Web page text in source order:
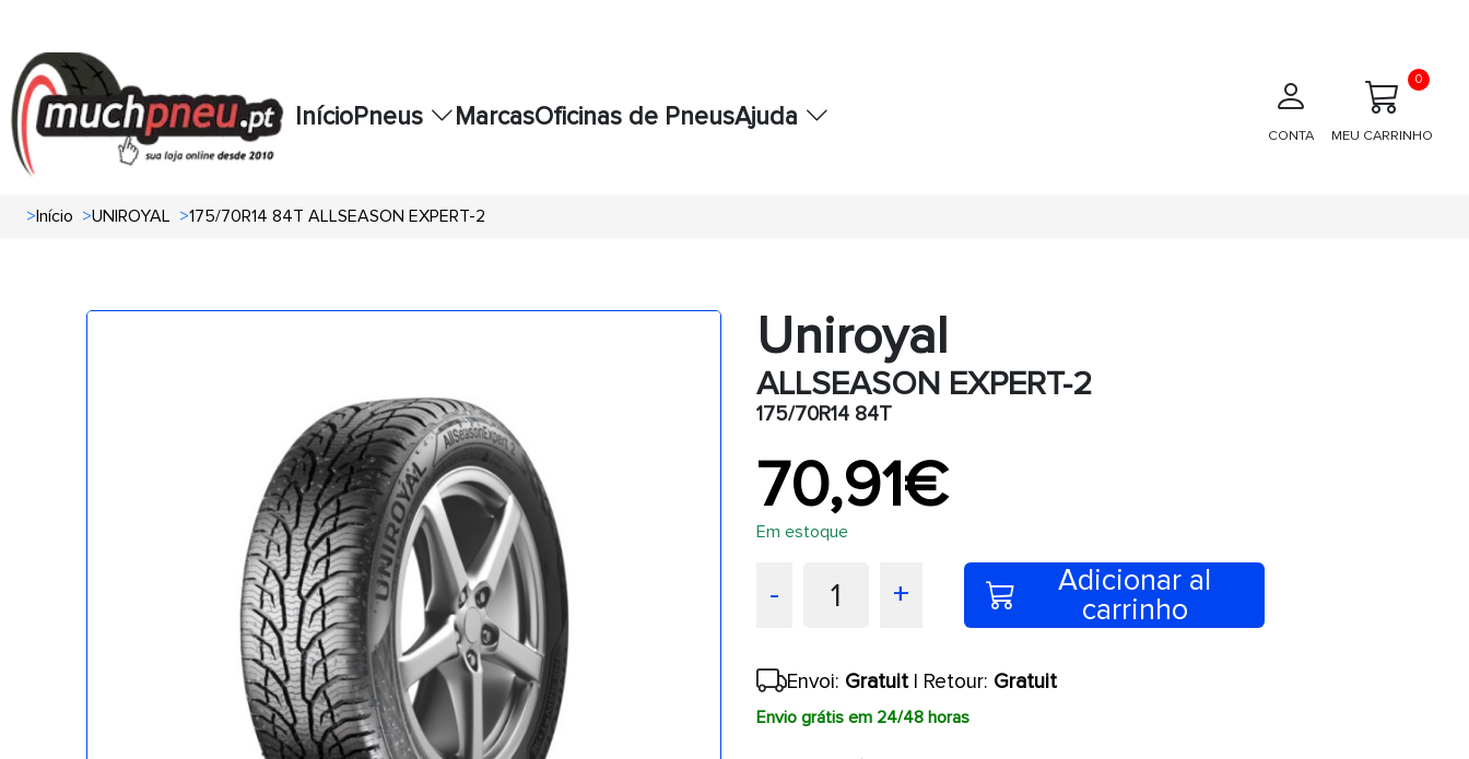
InícioPneus MarcasOficinas de PneusAjuda
CONTA MEU CARRINHO
0
>Início >UNIROYAL >175/70R14 84T ALLSEASON EXPERT-2
Uniroyal
ALLSEASON EXPERT-2
175/70R14 84T
70,91€
Em estoque
- 1 +
Adicionar al
carrinho
Envoi: Gratuit| Retour: Gratuit
Envio grátis em 24/48 horas